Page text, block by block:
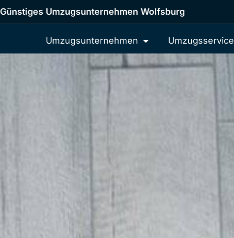
Günstiges Umzugsunternehmen Wolfsburg
Umzugsunternehmen Umzugsservice